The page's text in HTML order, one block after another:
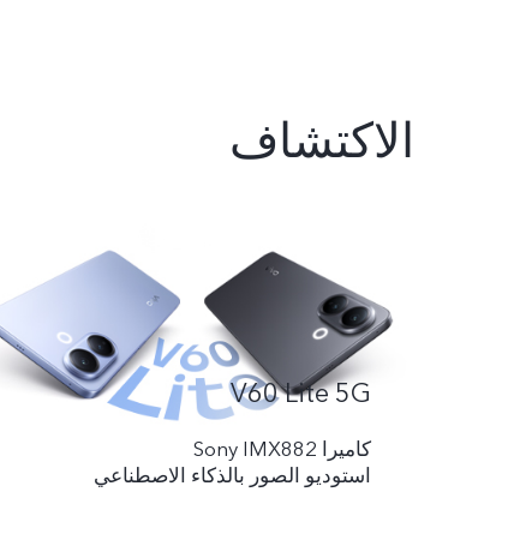
الاكتشاف
V60 Lite 5G
کامیرا Sony IMX882
استوديو الصور بالذكاء الاصطناعي